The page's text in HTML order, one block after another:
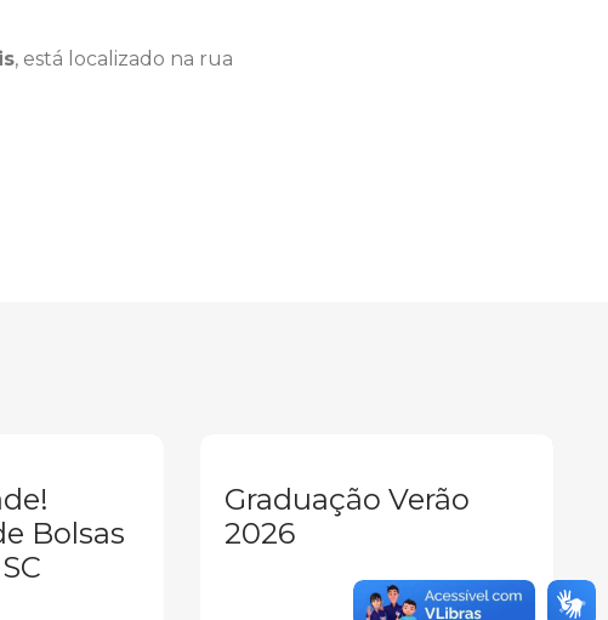
, está localizado na rua
Bolsas
Graduação Verão
2026